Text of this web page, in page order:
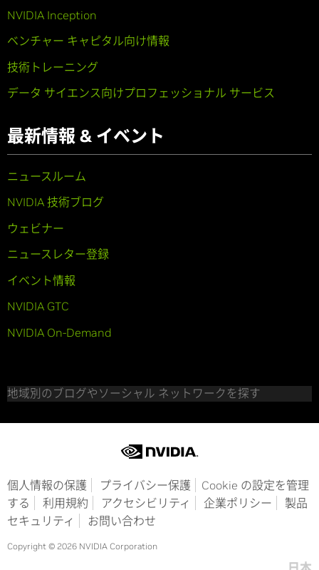
NVIDIA Inception
ベンチャー キャピタル向け情報
技術トレーニング
データ サイエンス向けプロフェッショナル サービス
最新情報 & イベント
ニュースルーム
NVIDIA 技術ブログ
ウェビナー
ニュースレター登録
イベント情報
NVIDIA GTC
NVIDIA On-Demand
地域別のブログやソーシャル ネットワークを探す
個人情報の保護 プライバシー保護
Cookie の設定を管理
する
利用規約 アクセシビリティ 企業ポリシー
製品
セキュリティ
お問い合わせ
Copyright © 2026 NVIDIA Corporation